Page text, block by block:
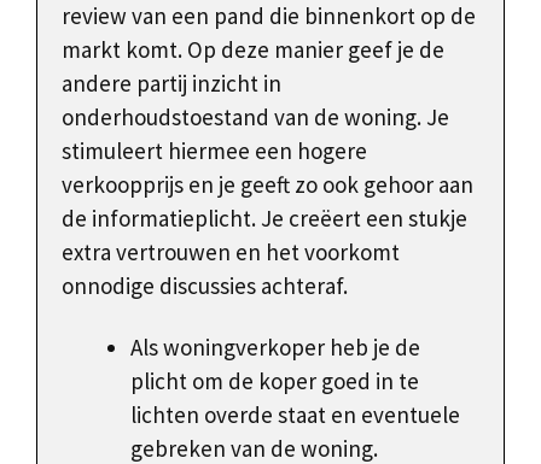
review van een pand die binnenkort op de
markt komt. Op deze manier geef je de
andere partij inzicht in
onderhoudstoestand van de woning. Je
stimuleert hiermee een hogere
verkoopprijs en je geeft zo ook gehoor aan
de informatieplicht. Je creëert een stukje
extra vertrouwen en het voorkomt
onnodige discussies achteraf.
Als woningverkoper heb je de
plicht om de koper goed in te
lichten overde staat en eventuele
gebreken van de woning.